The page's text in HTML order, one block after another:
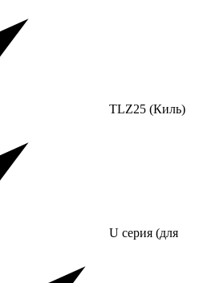
TLZ25 (Киль)
U серия (для